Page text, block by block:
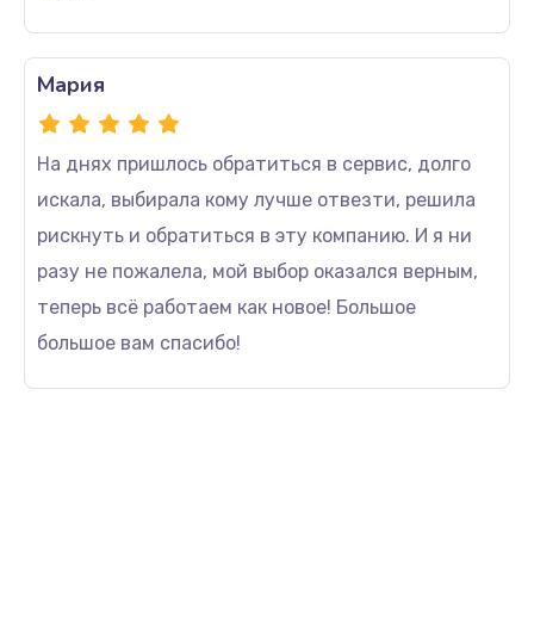
На днях пришлось обратиться в сервис, долго
искала, выбирала кому лучше отвезти, решила
рискнуть и обратиться в эту компанию. И я ни
разу не пожалела, мой выбор оказался верным,
теперь всё работаем как новое! Большое
большое вам спасибо!
Мария